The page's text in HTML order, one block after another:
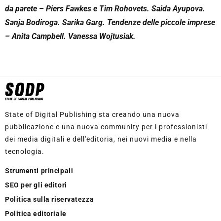
da parete – Piers Fawkes e Tim Rohovets. Saida Ayupova.
Sanja Bodiroga. Sarika Garg. Tendenze delle piccole imprese
– Anita Campbell. Vanessa Wojtusiak.
State of Digital Publishing sta creando una nuova
pubblicazione e una nuova community per i professionisti
dei media digitali e dell'editoria, nei nuovi media e nella
tecnologia.
Strumenti principali
SEO per gli editori
Politica sulla riservatezza
Politica editoriale